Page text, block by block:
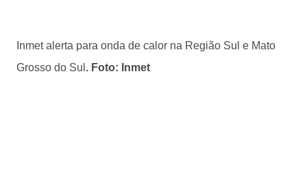
Inmet alerta para onda de calor na Região Sul e Mato
Grosso do Sul . Foto: Inmet